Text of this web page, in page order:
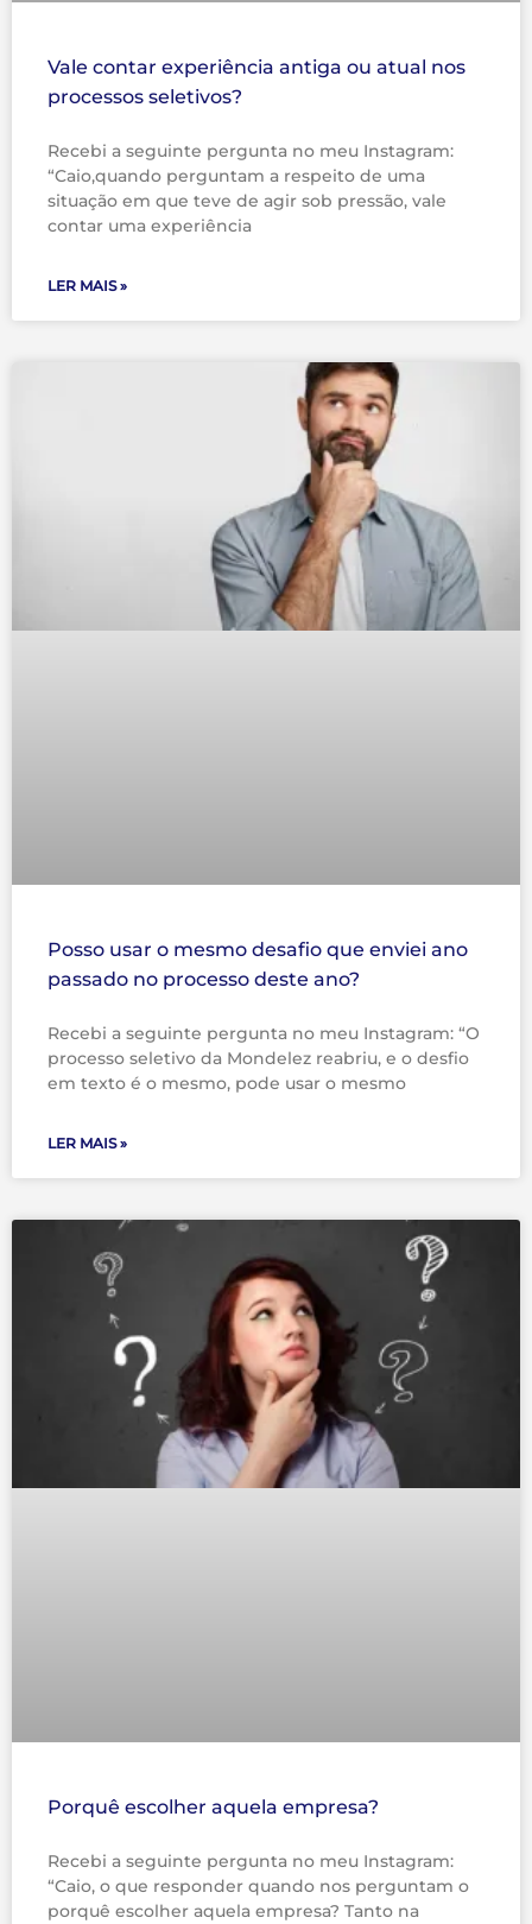
Vale contar experiência antiga ou atual nos
processos seletivos?
Recebi a seguinte pergunta no meu Instagram:
“Caio,quando perguntam a respeito de uma
situação em que teve de agir sob pressão, vale
contar uma experiência
LER MAIS »
Posso usar o mesmo desafio que enviei ano
passado no processo deste ano?
Recebi a seguinte pergunta no meu Instagram: “O
processo seletivo da Mondelez reabriu, e o desfio
em texto é o mesmo, pode usar o mesmo
LER MAIS »
Porquê escolher aquela empresa?
Recebi a seguinte pergunta no meu Instagram:
“Caio, o que responder quando nos perguntam o
porquê escolher aquela empresa? Tanto na